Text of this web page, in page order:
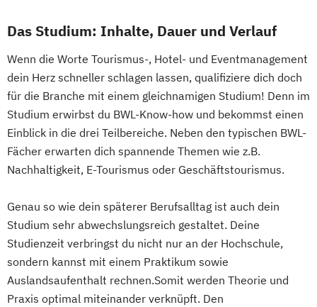
Das Studium: Inhalte, Dauer und Verlauf
Wenn die Worte Tourismus-, Hotel- und Eventmanagement
dein Herz schneller schlagen lassen, qualifiziere dich doch
für die Branche mit einem gleichnamigen Studium! Denn im
Studium erwirbst du BWL-Know-how und bekommst einen
Einblick in die drei Teilbereiche. Neben den typischen BWL-
Fächer erwarten dich spannende Themen wie z.B.
Nachhaltigkeit, E-Tourismus oder Geschäftstourismus.
Genau so wie dein späterer Berufsalltag ist auch dein
Studium sehr abwechslungsreich gestaltet. Deine
Studienzeit verbringst du nicht nur an der Hochschule,
sondern kannst mit einem Praktikum sowie
Auslandsaufenthalt rechnen.Somit werden Theorie und
Praxis optimal miteinander verknüpft. Den